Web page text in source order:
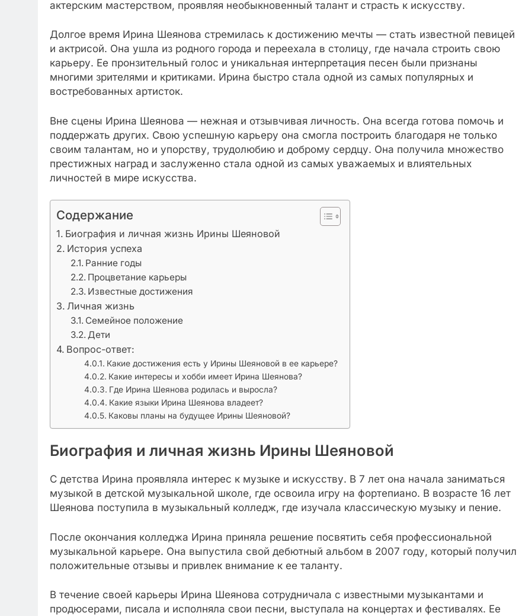
актерским мастерством, проявляя необыкновенный талант и страсть к искусству.
Долгое время Ирина Шеянова стремилась к достижению мечты — стать известной певицей
и актрисой. Она ушла из родного города и переехала в столицу, где начала строить свою
карьеру. Ее пронзительный голос и уникальная интерпретация песен были признаны
многими зрителями и критиками. Ирина быстро стала одной из самых популярных и
востребованных артисток.
Вне сцены Ирина Шеянова — нежная и отзывчивая личность. Она всегда готова помочь и
поддержать других. Свою успешную карьеру она смогла построить благодаря не только
своим талантам, но и упорству, трудолюбию и доброму сердцу. Она получила множество
престижных наград и заслуженно стала одной из самых уважаемых и влиятельных
личностей в мире искусства.
Содержание
Биография и личная жизнь Ирины Шеяновой
История успеха
Ранние годы
Процветание карьеры
Известные достижения
Личная жизнь
Семейное положение
Дети
Вопрос-ответ:
Какие достижения есть у Ирины Шеяновой в ее карьере?
Какие интересы и хобби имеет Ирина Шеянова?
Где Ирина Шеянова родилась и выросла?
Какие языки Ирина Шеянова владеет?
Каковы планы на будущее Ирины Шеяновой?
Биография и личная жизнь Ирины Шеяновой
С детства Ирина проявляла интерес к музыке и искусству. В 7 лет она начала заниматься
музыкой в детской музыкальной школе, где освоила игру на фортепиано. В возрасте 16 лет
Шеянова поступила в музыкальный колледж, где изучала классическую музыку и пение.
После окончания колледжа Ирина приняла решение посвятить себя профессиональной
музыкальной карьере. Она выпустила свой дебютный альбом в 2007 году, который получил
положительные отзывы и привлек внимание к ее таланту.
В течение своей карьеры Ирина Шеянова сотрудничала с известными музыкантами и
продюсерами, писала и исполняла свои песни, выступала на концертах и фестивалях. Ее